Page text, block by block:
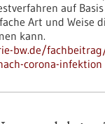
auf
Art und Weise
kann.
bw.de/
corona-infektion